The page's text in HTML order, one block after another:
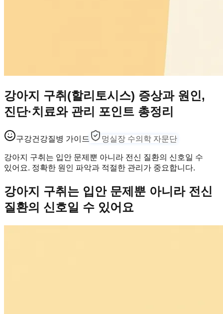
강아지 구취(할리토시스) 증상과 원인,
진단·치료와 관리 포인트 총정리
구강건강질병 가이드 멍실장 수의학 자문단
강아지 구취는 입안 문제뿐 아니라 전신 질환의 신호일 수
있어요. 정확한 원인 파악과 적절한 관리가 중요합니다.
강아지 구취는 입안 문제뿐 아니라 전신
질환의 신호일 수 있어요